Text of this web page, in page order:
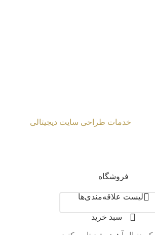
خدمات طراحی سایت دیجیتالی
فروشگاه
لیست علاقه‌مندی‌ها
سبد خرید